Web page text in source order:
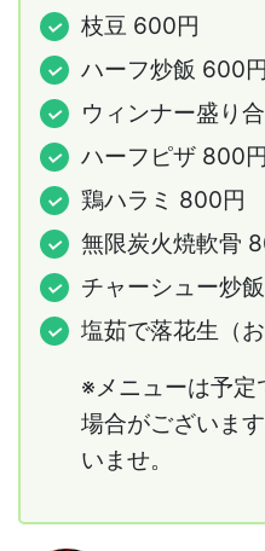
枝豆 600円
ハーフ炒飯 600円
ウィンナー盛り
ハーフピザ 800円
鶏ハラミ 800円
無限炭火焼軟骨
チャーシュー炒
塩茹で落花生（
※メニューは予定
場合がございま
いませ。